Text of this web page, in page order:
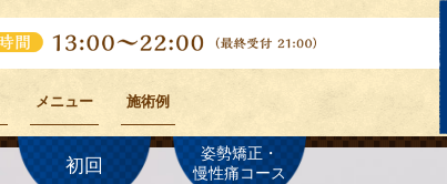
メニュー 施術例
初回
姿勢矯正・
慢性痛コース